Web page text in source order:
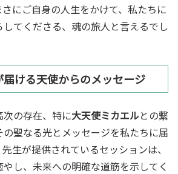
にご自身の人生をかけて、私たちに
てくださる、魂の旅人と言えるでし
ける天使からのメッセージ
の存在、特に大天使ミカエルとの繋
聖なる光とメッセージを私たちに届
生が提供されているセッションは、
し、未来への明確な道筋を示してく